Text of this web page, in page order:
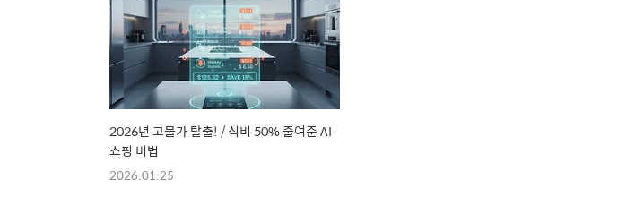
2026년 고물가 탈출! / 식비 50% 줄여준 AI
쇼핑 비법
2026.01.25